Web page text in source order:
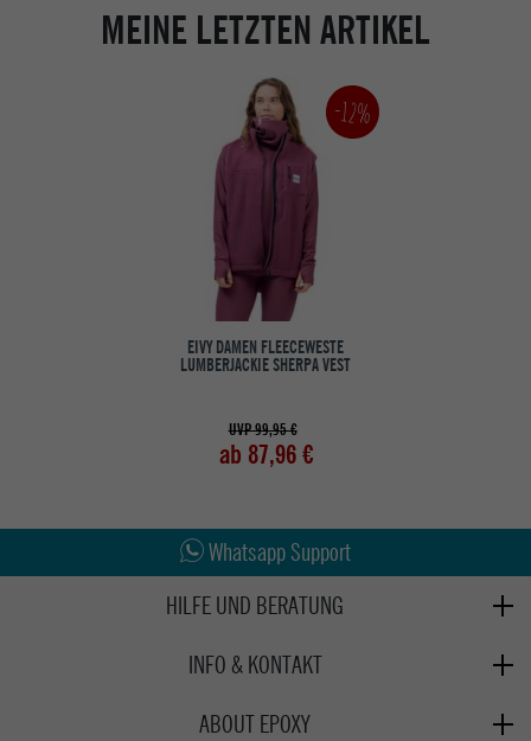
MEINE LETZTEN ARTIKEL
-12%
EIVY DAMEN FLEECEWESTE
LUMBERJACKIE SHERPA VEST
UVP 99,95 €
ab 87,96 €
Whatsapp Support
HILFE UND BERATUNG
Retoure
INFO & KONTAKT
ABOUT EPOXY